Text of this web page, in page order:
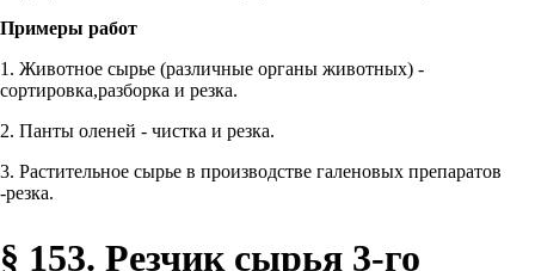
Примеры работ
1. Животное сырье (различные органы животных) -
сортировка,разборка и резка.
2. Панты оленей - чистка и резка.
3. Растительное сырье в производстве галеновых препаратов
-резка.
§ 153. Резчик сырья 3-го